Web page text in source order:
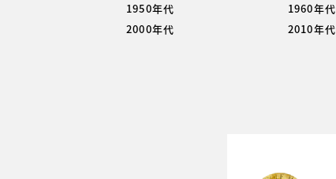
1950年代
1960年代
2000年代
2010年代